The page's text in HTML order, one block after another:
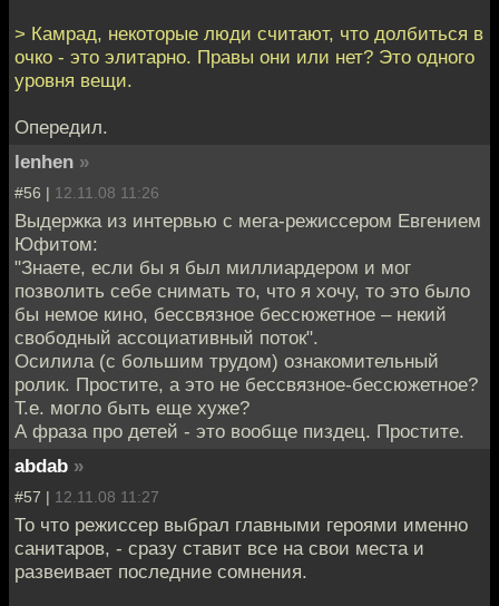
> Камрад, некоторые люди считают, что долбиться в
очко - это элитарно. Правы они или нет? Это одного
уровня вещи.
Опередил.
lenhen »
#56 | 12.11.08 11:26
Выдержка из интервью с мега-режиссером Евгением
Юфитом:
"Знаете, если бы я был миллиардером и мог
позволить себе снимать то, что я хочу, то это было
бы немое кино, бессвязное бессюжетное – некий
свободный ассоциативный поток".
Осилила (с большим трудом) ознакомительный
ролик. Простите, а это не бессвязное-бессюжетное?
Т.е. могло быть еще хуже?
А фраза про детей - это вообще пиздец. Простите.
abdab »
#57 | 12.11.08 11:27
То что режиссер выбрал главными героями именно
санитаров, - сразу ставит все на свои места и
развеивает последние сомнения.